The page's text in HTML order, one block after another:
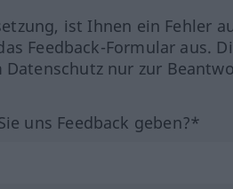
ist Ihnen ein Fehler
Feedback-Formular aus.
Datenschutz nur zur
uns Feedback geben?*